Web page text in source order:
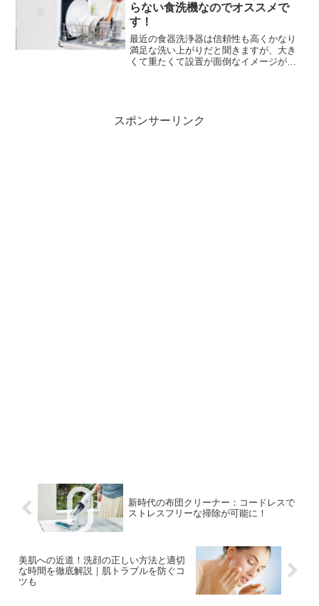
らない食洗機なのでオススメで
す！
最近の食器洗浄器は信頼性も高くかなり
満足な洗い上がりだと聞きますが、大き
くて重たくて設置が面倒なイメージがあ
スポンサーリンク
新時代の布団クリーナー：コードレスで
ストレスフリーな掃除が可能に！
美肌への近道！洗顔の正しい方法と適切
な時間を徹底解説｜肌トラブルを防ぐコ
ツも